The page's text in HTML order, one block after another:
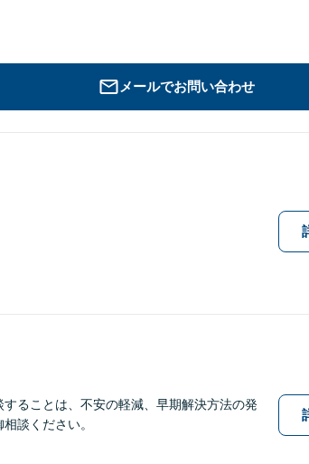
メールでお問い合わせ
ることは、不安の軽減、早期解決方法の発
談ください。